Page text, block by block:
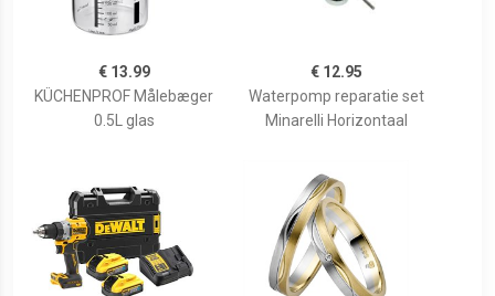
€ 13.99
KÜCHENPROF Målebæger
0.5L glas
€ 12.95
Waterpomp reparatie set
Minarelli Horizontaal